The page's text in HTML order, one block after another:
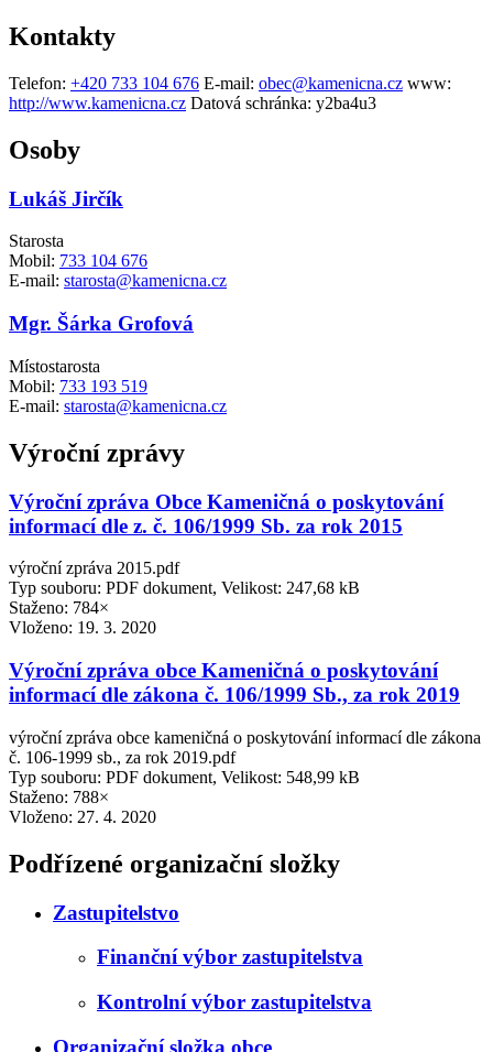
Kontakty
Telefon: +420 733 104 676 E-mail: obec@kamenicna.cz www:
http://www.kamenicna.cz Datová schránka: y2ba4u3
Osoby
Lukáš Jirčík
Starosta
Mobil: 733 104 676
E-mail: starosta@kamenicna.cz
Mgr. Šárka Grofová
Místostarosta
Mobil: 733 193 519
E-mail: starosta@kamenicna.cz
Výroční zprávy
Výroční zpráva Obce Kameničná o poskytování
informací dle z. č. 106/1999 Sb. za rok 2015
výroční zpráva 2015.pdf
Typ souboru: PDF dokument, Velikost: 247,68 kB
Staženo: 784×
Vloženo: 19. 3. 2020
Výroční zpráva obce Kameničná o poskytování
informací dle zákona č. 106/1999 Sb., za rok 2019
výroční zpráva obce kameničná o poskytování informací dle zákona
č. 106-1999 sb., za rok 2019.pdf
Typ souboru: PDF dokument, Velikost: 548,99 kB
Staženo: 788×
Vloženo: 27. 4. 2020
Podřízené organizační složky
Zastupitelstvo
Finanční výbor zastupitelstva
Kontrolní výbor zastupitelstva
Organizační složka obce